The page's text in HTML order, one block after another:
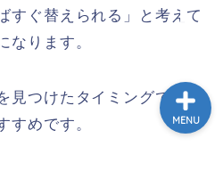
すぐ替えられる」と考えて
なります。
見つけたタイミングで早め
すめです。
MENU